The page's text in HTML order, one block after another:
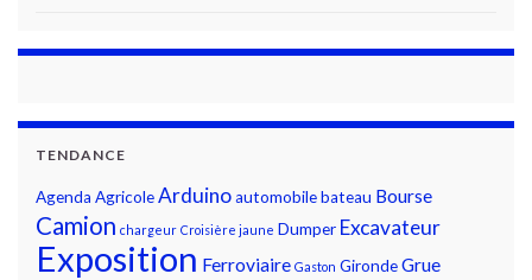
TENDANCE
Agenda AgricoleArduinoautomobilebateau Bourse
Camion chargeur Croisière jaune Dumper Excavateur
Exposition Ferroviaire Gaston GirondeGrue